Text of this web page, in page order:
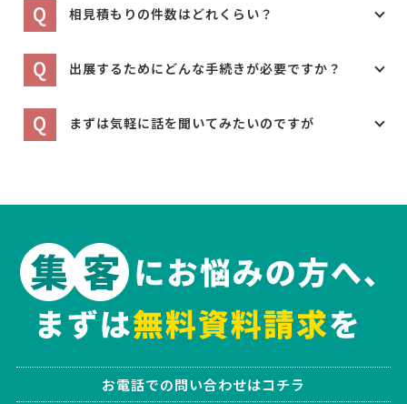
Q 相見積もりの件数はどれくらい？
Q 出展するためにどんな手続きが必要ですか？
Q まずは気軽に話を聞いてみたいのですが
お電話での問い合わせはコチラ